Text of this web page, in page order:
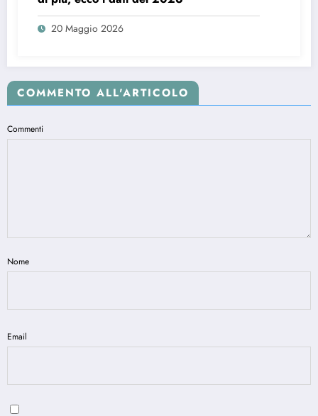
20 Maggio 2026
COMMENTO ALL'ARTICOLO
Commenti
Nome
Email